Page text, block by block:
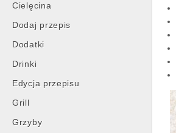
Cielęcina
Dodaj przepis
Dodatki
Drinki
Edycja przepisu
Grill
Grzyby